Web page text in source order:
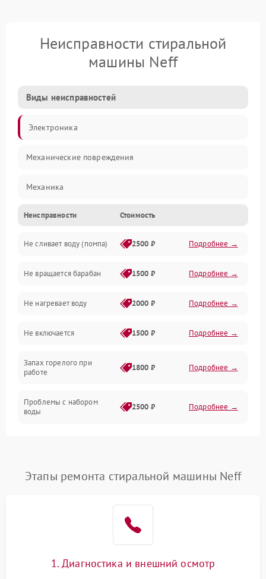
Неисправности стиральной
машины Neff
Виды неисправностей
Электроника
Механические повреждения
Механика
Электропитание
Водоснабжение
Слив
Программное обеспечение
Неисправности Стоимость
Не сливает воду (помпа) 2500 ₽ Подробнее →
Не вращается барабан 1500 ₽ Подробнее →
Не нагревает воду 2000 ₽ Подробнее →
Не включается 1500 ₽ Подробнее →
Запах горелого при
работе
1800 ₽ Подробнее →
Проблемы с набором
воды
2500 ₽ Подробнее →
Замена платы управления Подробнее →
Этапы ремонта стиральной машины Neff
1. Диагностика и внешний осмотр